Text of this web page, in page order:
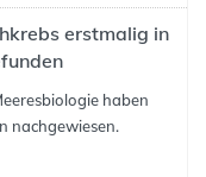
erstmalig in
haben
nachgewiesen.